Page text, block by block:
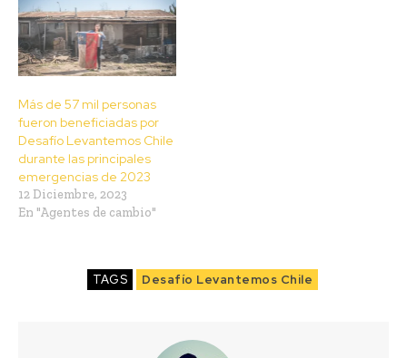
Más de 57 mil personas
fueron beneficiadas por
Desafío Levantemos Chile
durante las principales
emergencias de 2023
12 Diciembre, 2023
En "Agentes de cambio"
TAGS Desafío Levantemos Chile